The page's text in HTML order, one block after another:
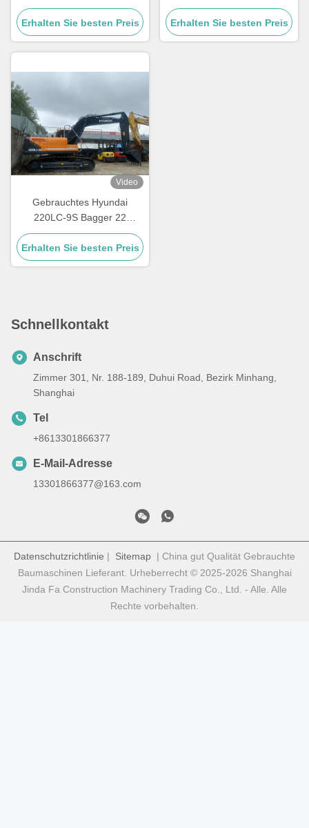
Monaten Garantie
Erhalten Sie besten Preis
Monaten Garantie
Erhalten Sie besten Preis
Video
Gebrauchtes Hyundai
220LC-9S Bagger 22
Tonnen mit 12 Monaten
Garantie
Erhalten Sie besten Preis
Schnellkontakt
Anschrift
Zimmer 301, Nr. 188-189, Duhui Road, Bezirk Minhang,
Shanghai
Tel
+8613301866377
E-Mail-Adresse
13301866377@163.com
Datenschutzrichtlinie | Sitemap | China gut Qualität Gebrauchte
Baumaschinen Lieferant. Urheberrecht © 2025-2026 Shanghai
Jinda Fa Construction Machinery Trading Co., Ltd. - Alle. Alle
Rechte vorbehalten.